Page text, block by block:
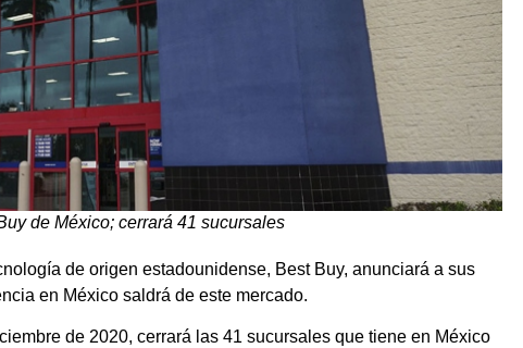
de México; cerrará 41 sucursales
de origen estadounidense, Best Buy, anunciará a sus
en México saldrá de este mercado.
de 2020, cerrará las 41 sucursales que tiene en México